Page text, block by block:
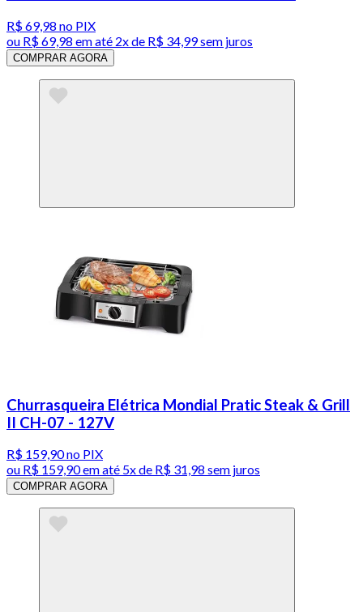
R$ 69,98 no PIX
ou R$ 69,98 em até 2x de R$ 34,99 sem juros
COMPRAR AGORA
Churrasqueira Elétrica Mondial Pratic Steak & Grill
II CH-07 - 127V
R$ 159,90no PIX
ou R$ 159,90em até 5x de R$ 31,98 sem juros
COMPRAR AGORA